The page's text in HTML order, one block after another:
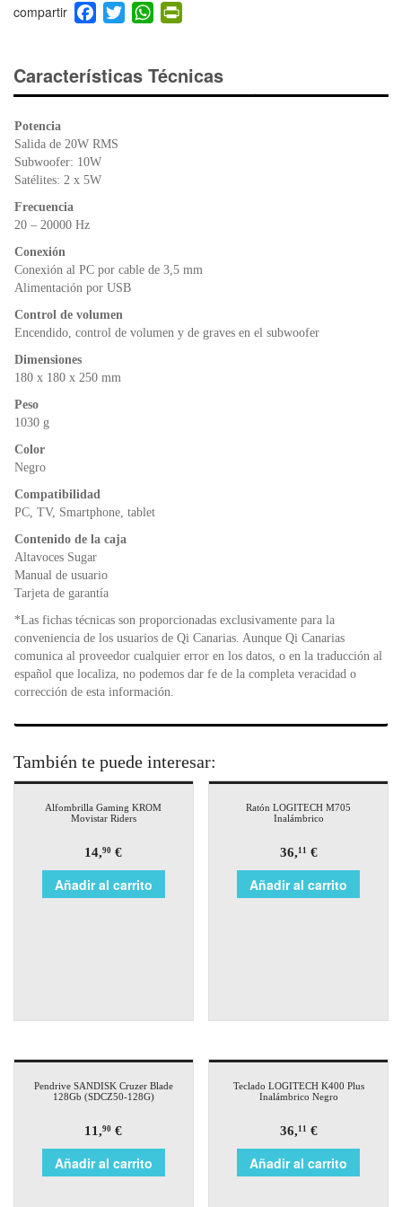
F
a
e
b
o
k
T
wi
er
W
h
s
A
ri
e
Características Técnicas
Potencia
Salida de 20W RMS
Subwoofer: 10W
Satélites: 2 x 5W
Frecuencia
20 – 20000 Hz
Conexión
Conexión al PC por cable de 3,5 mm
Alimentación por USB
Control de volumen
Encendido, control de volumen y de graves en el subwoofer
Dimensiones
180 x 180 x 250 mm
Peso
1030 g
Color
Negro
Compatibilidad
PC, TV, Smartphone, tablet
Contenido de la caja
Altavoces Sugar
Manual de usuario
Tarjeta de garantía
*Las fichas técnicas son proporcionadas exclusivamente para la
conveniencia de los usuarios de Qi Canarias. Aunque Qi Canarias
comunica al proveedor cualquier error en los datos, o en la traducción al
español que localiza, no podemos dar fe de la completa veracidad o
corrección de esta información.
También te puede interesar:
Alfombrilla Gaming KROM
Movistar Riders
14,90 €
Añadir al carrito
Ratón LOGITECH M705
Inalámbrico
36,11 €
Añadir al carrito
Pendrive SANDISK Cruzer Blade
128Gb (SDCZ50-128G)
11,90 €
Añadir al carrito
Teclado LOGITECH K400 Plus
Inalámbrico Negro
36,11 €
Añadir al carrito